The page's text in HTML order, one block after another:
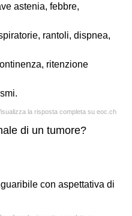
astenia, febbre,
rantoli, dispnea,
ritenzione
la risposta completa su eoc.ch
di un tumore?
con aspettativa di